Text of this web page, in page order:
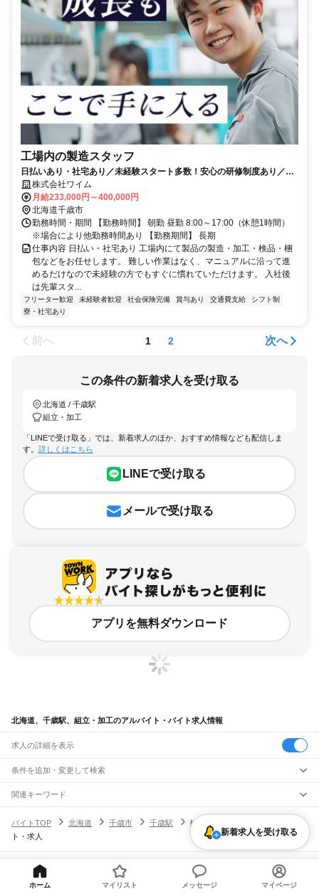
工場内の製造スタッフ
日払いあり・社宅あり／未経験スタート多数！安心の研修制度あり／安
定した収入＆長期勤務可能
株式会社ワイム
月給233,000円～400,000円
北海道千歳市
勤務時間・期間 【勤務時間】 朝勤 昼勤 8:00～17:00（休憩1時間）
※場合により他勤務時間あり 【勤務期間】 長期
仕事内容 日払い・社宅あり 工場内にて製品の製造・加工・検品・梱
包などをお任せします。 難しい作業はなく、マニュアルに沿って進
めるだけなので未経験の方でもすぐに慣れていただけます。 入社後
は先輩スタ...
フリーター歓迎 未経験者歓迎 社会保険完備 賞与あり 交通費支給
シフト制
寮・社宅あり
前へ 1 2 次へ
この条件の新着求人を受け取る
北海道 / 千歳駅
組立・加工
「LINEで受け取る」では、新着求人のほか、おすすめ情報なども配信しま
す。 詳しくはこちら
LINEで受け取る
メールで受け取る
アプリを無料ダウンロード
北海道、千歳駅、組立・加工のアルバイト・バイト求人情報
求人の詳細を表示
条件を追加・変更して検索
市区町村を追加・変更
北海道すべて
札幌市
手稲区清田区
函館市 室蘭市 北見市夕張市 網走市留萌市
苫小牧市
芦別市 紋別市 三笠市根室市
千歳市
歌志内市 富良野市 登別市 北広島市
駅を追加・変更
赤井川駅
渡島沼尻駅 掛澗駅 森駅石倉駅
落部駅野田生駅 八雲駅 中ノ沢駅
職種を追加・変更
飲食・フードサービス
すべて
ホールスタッフ
キッチンスタッフ 皿洗い・洗い場精肉・鮮魚加工
給食調理
特徴を追加・変更
人気
雇用形態を追加・変更
関連キーワード
ガチャガチャ犬カフェ
バイトTOP
北海道 千歳市 千歳駅
組立・加工のアルバイト・バイ
ト・求人
新着求人を受け取る
ヘルプ・お問い合わせ サイトマップ
利用規約・プライバシーポリシー
[企業]求人広告の掲載相談
ホーム マイリスト メッセージ マイページ